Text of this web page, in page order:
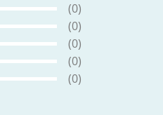
(0)
(0)
(0)
(0)
(0)